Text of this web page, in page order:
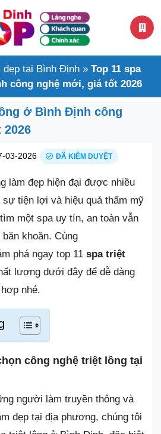
đẹp tại Bình Định » Top 11 spa
công nghệ mới, giá tốt 2026
ở Bình Định công
03-2026 ĐÃ KIỂM DUYỆT
làm đẹp hiện đại được nhiều
tiện lợi và hiệu quả thẩm mỹ
một spa uy tín, an toàn vẫn
khoăn. Cùng
phá ngay top 11 spa triệt
lượng dưới đây để dễ dàng
nhé.
công nghệ triệt lông tại
người làm truyền thông và
đẹp tại địa phương, chúng tôi